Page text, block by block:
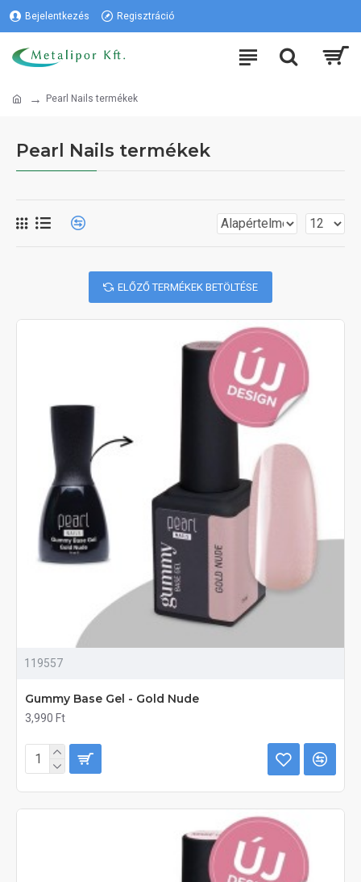
Bejelentkezés Regisztráció
Pearl Nails termékek
Pearl Nails termékek
ELŐZŐ TERMÉKEK BETÖLTÉSE
119557
Gummy Base Gel - Gold Nude
3,990 Ft